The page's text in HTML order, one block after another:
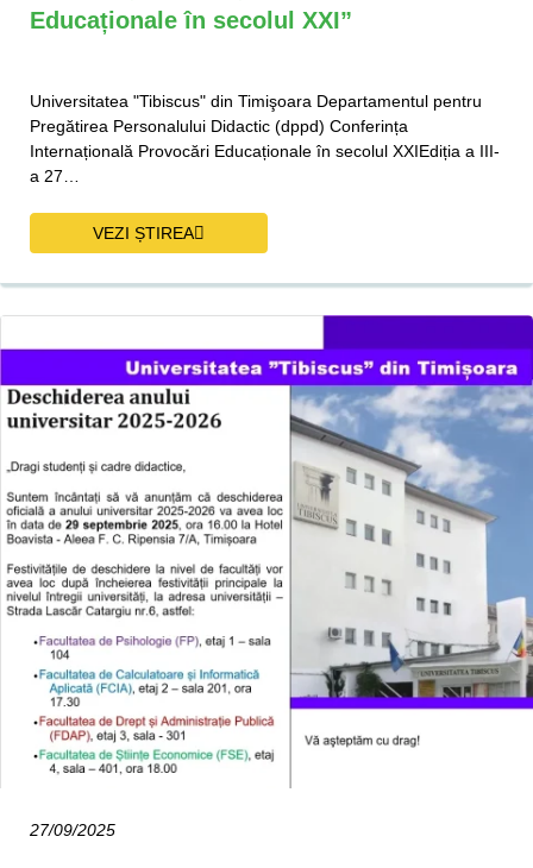
Educaționale în secolul XXI”
Universitatea "Tibiscus" din Timişoara Departamentul pentru
Pregătirea Personalului Didactic (dppd) Conferința
Internațională Provocări Educaționale în secolul XXIEdiția a III-
a 27…
VEZI ȘTIREA
27/09/2025